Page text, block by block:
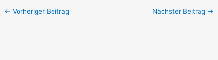
← Vorheriger Beitrag Nächster Beitrag →